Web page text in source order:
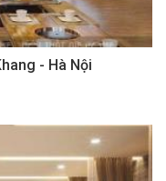
- Hà Nội